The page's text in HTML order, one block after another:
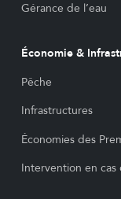
Gérance de l’eau
Économie &
Pêche
Infrastructures
Économies des
Intervention en cas